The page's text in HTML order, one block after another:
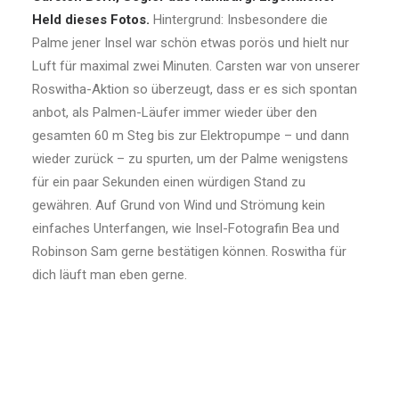
Held dieses Fotos. Hintergrund: Insbesondere die
Palme jener Insel war schön etwas porös und hielt nur
Luft für maximal zwei Minuten. Carsten war von unserer
Roswitha-Aktion so überzeugt, dass er es sich spontan
anbot, als Palmen-Läufer immer wieder über den
gesamten 60 m Steg bis zur Elektropumpe – und dann
wieder zurück – zu spurten, um der Palme wenigstens
für ein paar Sekunden einen würdigen Stand zu
gewähren. Auf Grund von Wind und Strömung kein
einfaches Unterfangen, wie Insel-Fotografin Bea und
Robinson Sam gerne bestätigen können. Roswitha für
dich läuft man eben gerne.